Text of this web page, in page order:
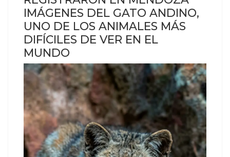
IMÁGENES DEL GATO ANDINO,
UNO DE LOS ANIMALES MÁS
DIFÍCILES DE VER EN EL
MUNDO